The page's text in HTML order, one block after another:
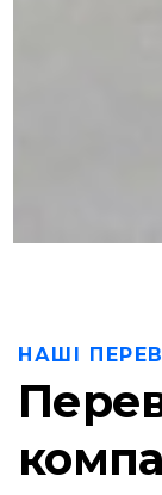
НАШІ